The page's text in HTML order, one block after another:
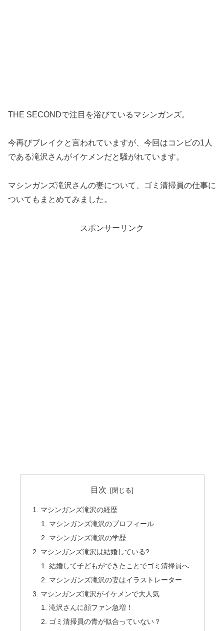
THE SECONDで注目を浴びているマシンガンズ。
今再びブレイクと言われていますが、今回はコンビの1人
である滝沢さんがイケメンだと騒がれています。
マシンガンズ滝沢さんの妻について、ゴミ清掃員の仕事に
ついてもまとめてみました。
スポンサーリンク
目次
マシンガンズ滝沢の経歴
マシンガンズ滝沢のプロフィール
マシンガンズ滝沢の学歴
マシンガンズ滝沢は結婚している?
結婚して子どもができたことでゴミ清掃員へ
マシンガンズ滝沢の妻はイラストレーター
マシンガンズ滝沢がイケメンで大人気
滝沢さんに顔ファン急増！
ゴミ清掃員の青が似合っていない？